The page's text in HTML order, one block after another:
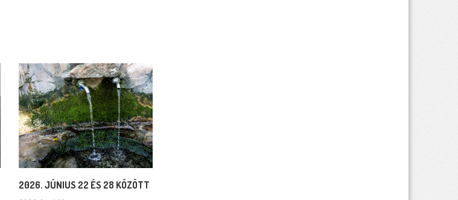
2026. JÚNIUS 22 ÉS 28 KÖZÖTT